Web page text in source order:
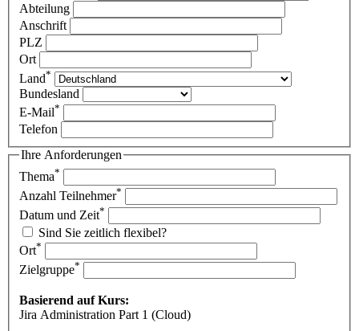
Abteilung
Anschrift
PLZ
Ort
Land*
Bundesland
E-Mail*
Telefon
Ihre Anforderungen
Thema*
Anzahl Teilnehmer*
Datum und Zeit*
Sind Sie zeitlich flexibel?
Ort*
Zielgruppe*
Basierend auf Kurs:
Jira Administration Part 1 (Cloud)